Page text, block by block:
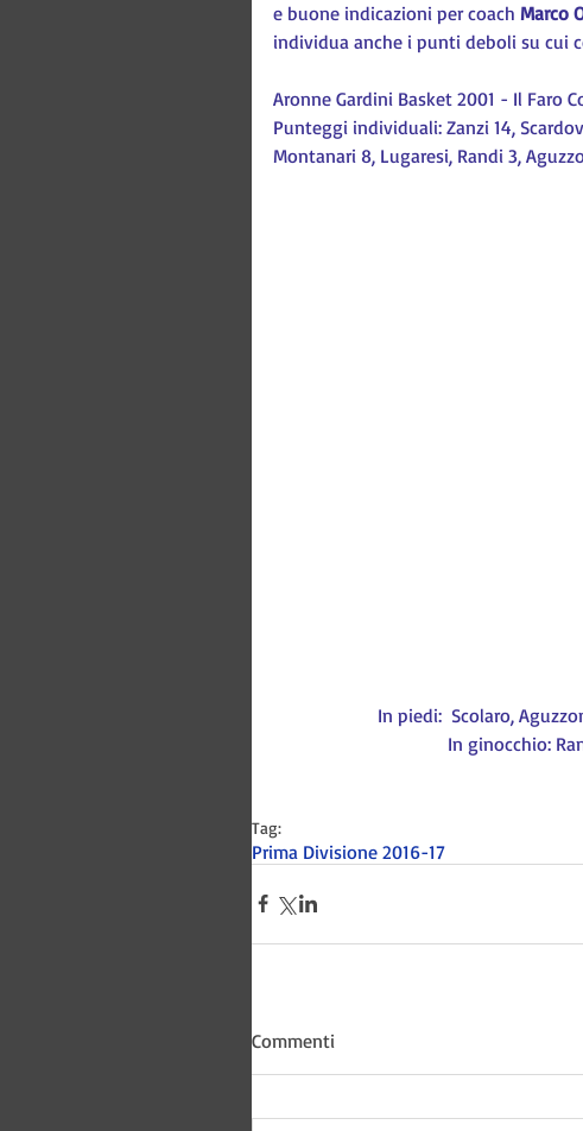
e buone indicazioni per coach Marco
individua anche i punti deboli su cui
Aronne Gardini Basket 2001 - Il Faro
Punteggi individuali: Zanzi 14,
Montanari 8, Lugaresi, Randi 3,
In piedi:  Scolaro,
In ginocchio:
Tag:
Prima Divisione 2016-17
Commenti